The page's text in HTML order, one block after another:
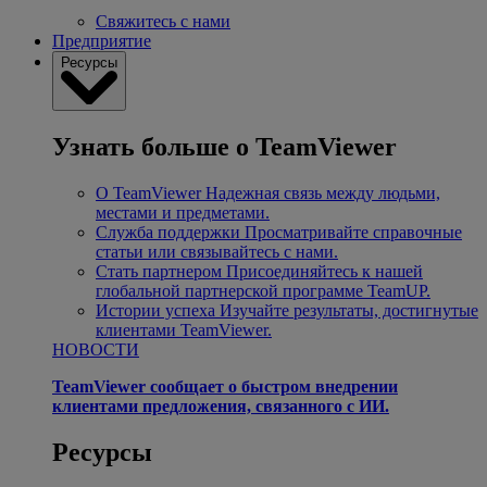
Свяжитесь с нами
Предприятие
Ресурсы
Узнать больше о TeamViewer
О TeamViewer Надежная связь между людьми,
местами и предметами.
Служба поддержки Просматривайте справочные
статьи или связывайтесь с нами.
Стать партнером Присоединяйтесь к нашей
глобальной партнерской программе TeamUP.
Истории успеха Изучайте результаты, достигнутые
клиентами TeamViewer.
НОВОСТИ
TeamViewer сообщает о быстром внедрении
клиентами предложения, связанного с ИИ.
Ресурсы